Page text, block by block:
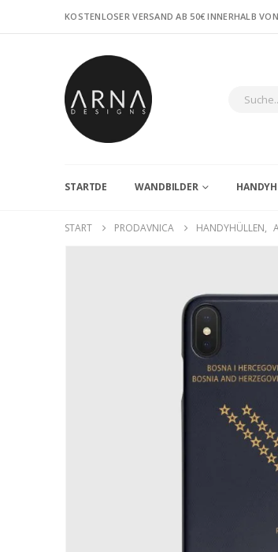
KOSTENLOSER VERSAND AB 50€ INNERHALB
STARTDE WANDBILDER
START PRODAVNICA HANDYHÜLLEN,